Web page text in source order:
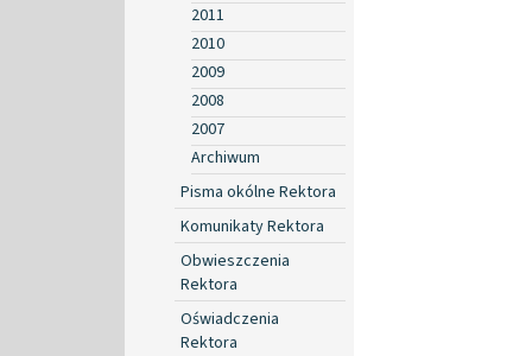
2011
2010
2009
2008
2007
Archiwum
Pisma okólne Rektora
Komunikaty Rektora
Obwieszczenia
Rektora
Oświadczenia
Rektora